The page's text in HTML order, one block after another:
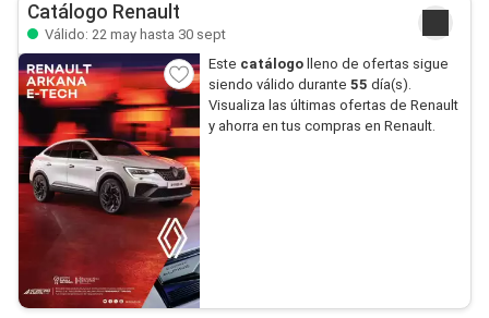
Catálogo Renault
Válido: 22 may hasta 30 sept
Este catálogo lleno de ofertas sigue
siendo válido durante 55 día(s).
Visualiza las últimas ofertas de Renault
y ahorra en tus compras en Renault.